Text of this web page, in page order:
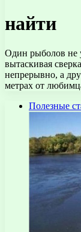
найти
Один рыболов не
вытаскивая
непрерывно, а
метрах от
Полезные